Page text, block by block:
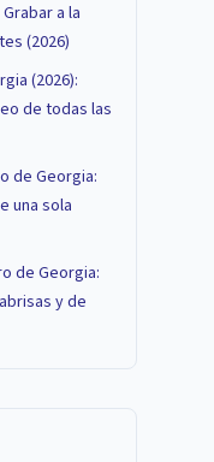
a la
(2026)
(2026):
de todas las
de Georgia:
una sola
de Georgia:
y de